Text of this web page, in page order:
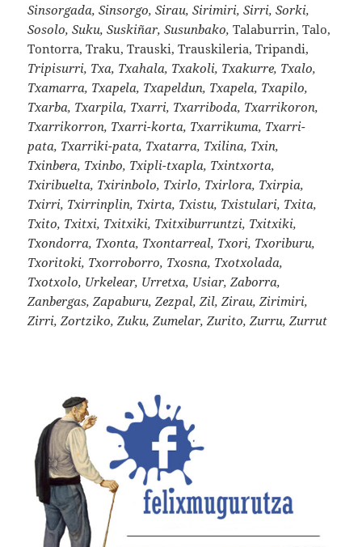
Sinsorgada, Sinsorgo, Sirau, Sirimiri, Sirri, Sorki,
Sosolo, Suku, Suskiñar, Susunbako, Talaburrin, Talo,
Tontorra, Traku, Trauski, Trauskileria, Tripandi,
Tripisurri, Txa, Txahala, Txakoli, Txakurre, Txalo,
Txamarra, Txapela, Txapeldun, Txapela, Txapilo,
Txarba, Txarpila, Txarri, Txarriboda, Txarrikoron,
Txarrikorron, Txarri-korta, Txarrikuma, Txarri-
pata, Txarriki-pata, Txatarra, Txilina, Txin,
Txinbera, Txinbo, Txipli-txapla, Txintxorta,
Txiribuelta, Txirinbolo, Txirlo, Txirlora, Txirpia,
Txirri, Txirrinplin, Txirta, Txistu, Txistulari, Txita,
Txito, Txitxi, Txitxiki, Txitxiburruntzi, Txitxiki,
Txondorra, Txonta, Txontarreal, Txori, Txoriburu,
Txoritoki, Txorroborro, Txosna, Txotxolada,
Txotxolo, Urkelear, Urretxa, Usiar, Zaborra,
Zanbergas, Zapaburu, Zezpal, Zil, Zirau, Zirimiri,
Zirri, Zortziko, Zuku, Zumelar, Zurito, Zurru, Zurrut